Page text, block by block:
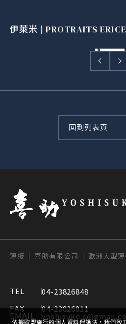
伊萊米 | PROTRAITS ERICE
回到列表頁
薄板 | 喜助有限公司 | 歐洲大型
TEL 04-23826848
FAX 04-23826811
EMAIL